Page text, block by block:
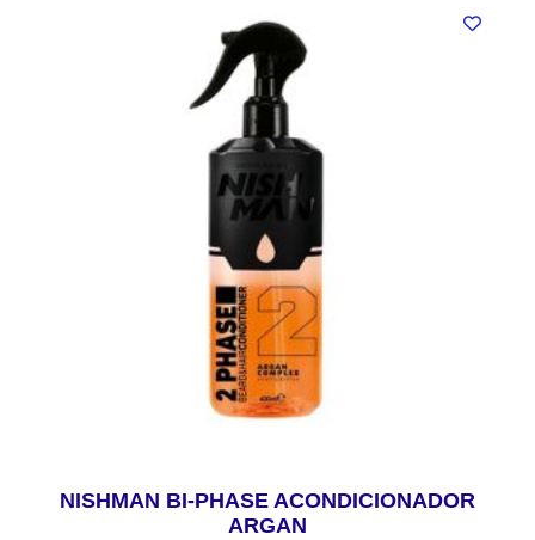
NISHMAN BI-PHASE ACONDICIONADOR
ARGAN